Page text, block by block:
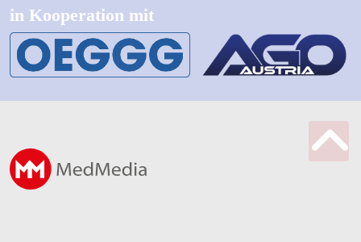
in Kooperation mit